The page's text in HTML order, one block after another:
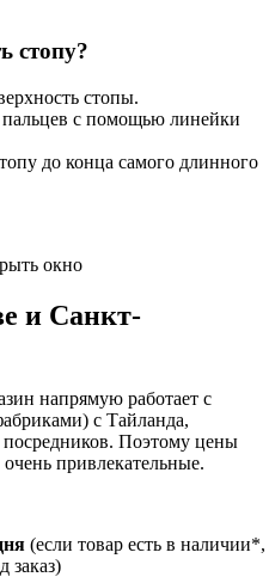
стопу?
стопы.
пальцев с помощью линейки
до конца самого длинного
окно
и Санкт-
напрямую работает с
с Тайланда,
Поэтому цены
привлекательные.
(если товар есть в наличии*,
заказ)